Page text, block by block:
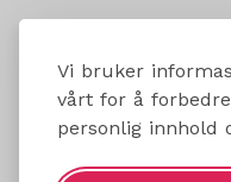
Vi bruker
vårt for å
personlig innhold